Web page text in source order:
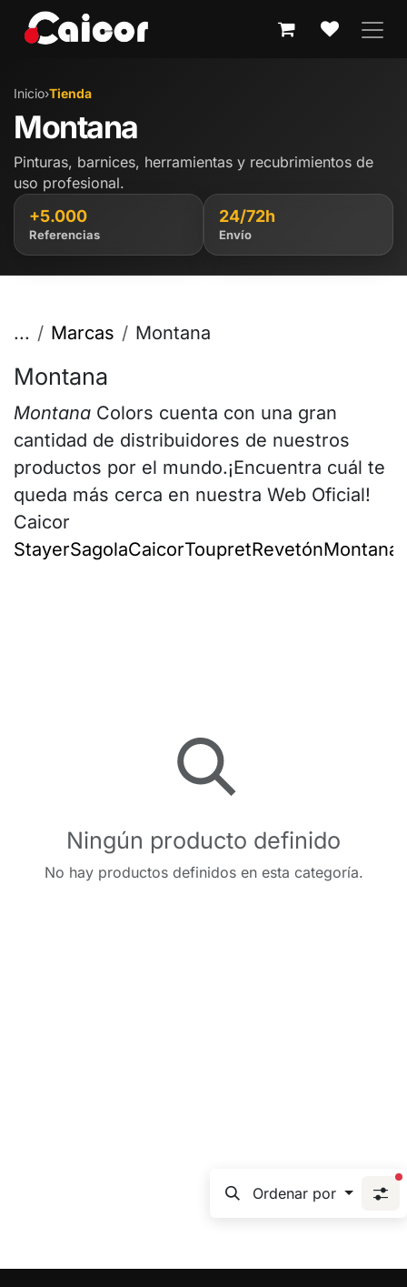
Inicio›Tienda
Montana
Pinturas, barnices, herramientas y recubrimientos de
uso profesional.
+5.000
Referencias
24/72h
Envío
... Marcas Montana
Montana
Montana Colors cuenta con una gran
cantidad de distribuidores de nuestros
productos por el mundo.¡Encuentra cuál te
queda más cerca en nuestra Web Oficial!
Caicor
StayerSagolaCaicorToupretRevetónMontana
Ningún producto definido
No hay productos definidos en esta categoría.
Ordenar por